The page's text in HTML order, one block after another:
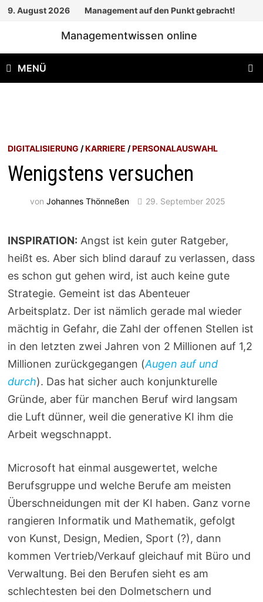
Zum
9. August 2026 Management auf den Punkt gebracht!
Managementwissen online
MENÜ
DIGITALISIERUNG /KARRIERE /PERSONALAUSWAHL
Wenigstens versuchen
vonJohannes Thönneßen 29. September 2025
INSPIRATION: Angst ist kein guter Ratgeber,
heißt es. Aber sich blind darauf zu verlassen, dass
es schon gut gehen wird, ist auch keine gute
Strategie. Gemeint ist das Abenteuer
Arbeitsplatz. Der ist nämlich gerade mal wieder
mächtig in Gefahr, die Zahl der offenen Stellen ist
in den letzten zwei Jahren von 2 Millionen auf 1,2
Millionen zurückgegangen (Augen auf und
durch). Das hat sicher auch konjunkturelle
Gründe, aber für manchen Beruf wird langsam
die Luft dünner, weil die generative KI ihm die
Arbeit wegschnappt.
Microsoft hat einmal ausgewertet, welche
Berufsgruppe und welche Berufe am meisten
Überschneidungen mit der KI haben. Ganz vorne
rangieren Informatik und Mathematik, gefolgt
von Kunst, Design, Medien, Sport (?), dann
kommen Vertrieb/Verkauf gleichauf mit Büro und
Verwaltung. Bei den Berufen sieht es am
schlechtesten bei den Dolmetschern und